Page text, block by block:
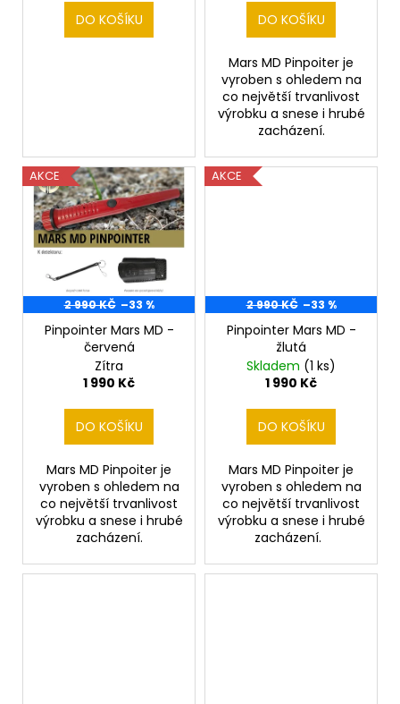
DO KOŠÍKU DO KOŠÍKU
Mars MD Pinpoiter je
vyroben s ohledem na
co největší trvanlivost
výrobku a snese i hrubé
zacházení.
AKCE
2 990 KČ –33 %
Pinpointer Mars MD -
červená
Zítra
1 990 Kč
DO KOŠÍKU
Mars MD Pinpoiter je
vyroben s ohledem na
co největší trvanlivost
výrobku a snese i hrubé
zacházení.
AKCE
2 990 KČ –33 %
Pinpointer Mars MD -
žlutá
Skladem (1 ks)
1 990 Kč
DO KOŠÍKU
Mars MD Pinpoiter je
vyroben s ohledem na
co největší trvanlivost
výrobku a snese i hrubé
zacházení.